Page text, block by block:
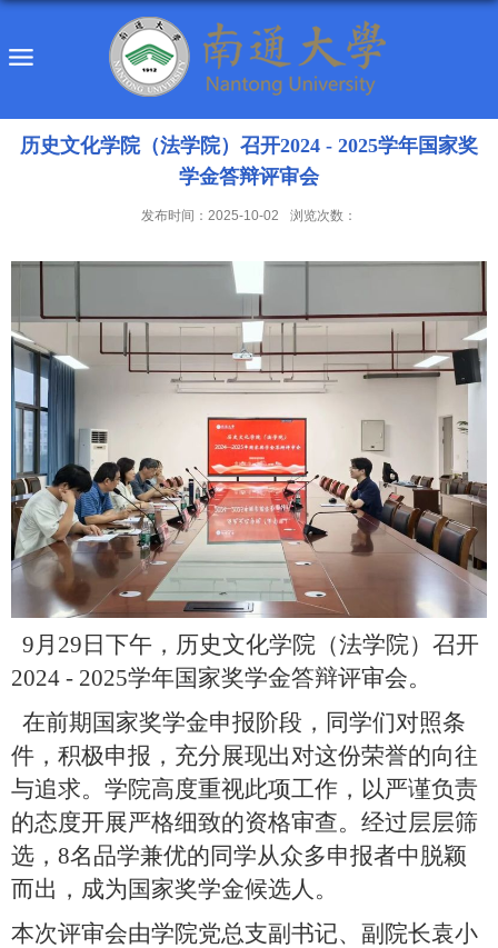
历史文化学院（法学院）召开2024 - 2025学年国家奖
学金答辩评审会
发布时间：2025-10-02 浏览次数：
9月29日下午，历史文化学院（法学院）召开
2024 - 2025学年国家奖学金答辩评审会。
在前期国家奖学金申报阶段，同学们对照条
件，积极申报，充分展现出对这份荣誉的向往
与追求。学院高度重视此项工作，以严谨负责
的态度开展严格细致的资格审查。经过层层筛
选，8名品学兼优的同学从众多申报者中脱颖
而出，成为国家奖学金候选人。
本次评审会由学院党总支副书记、副院长袁小